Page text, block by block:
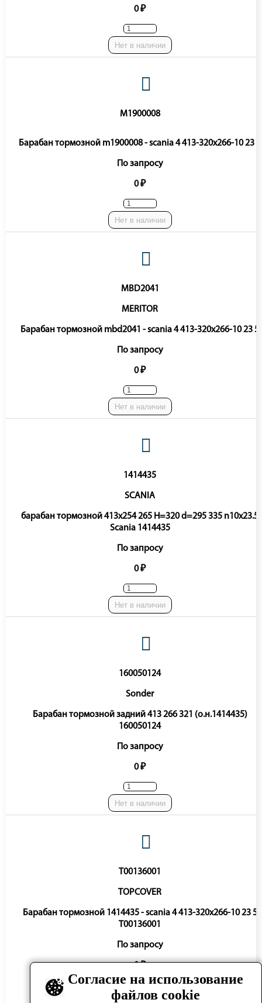
0 ₽
Нет в наличии
M1900008
Барабан тормозной m1900008 - scania 4 413-320x266-10 23 5
По запросу
0 ₽
Нет в наличии
MBD2041
MERITOR
Барабан тормозной mbd2041 - scania 4 413-320x266-10 23 5
По запросу
0 ₽
Нет в наличии
1414435
SCANIA
барабан тормозной 413x254 265 H=320 d=295 335 n10x23.5
Scania 1414435
По запросу
0 ₽
Нет в наличии
160050124
Sonder
Барабан тормозной задний 413 266 321 (о.н.1414435)
160050124
По запросу
0 ₽
Нет в наличии
T00136001
TOPCOVER
Барабан тормозной 1414435 - scania 4 413-320x266-10 23 5
T00136001
По запросу
0 ₽
Нет в наличии
Согласие на использование
файлов cookie